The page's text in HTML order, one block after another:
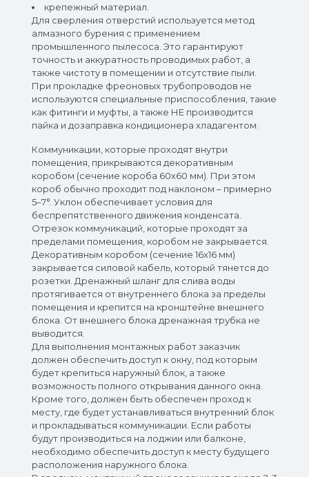
крепежный материал.
Для сверления отверстий используется метод
алмазного бурения с применением
промышленного пылесоса. Это гарантируют
точность и аккуратность проводимых работ, а
также чистоту в помещении и отсутствие пыли.
При прокладке фреоновых трубопроводов не
используются специальные приспособления, такие
как фитинги и муфты, а также НЕ производится
пайка и дозаправка кондиционера хладагентом.
Коммуникации, которые проходят внутри
помещения, прикрываются декоративным
коробом (сечение короба 60х60 мм). При этом
короб обычно проходит под наклоном – примерно
5–7°. Уклон обеспечивает условия для
беспрепятственного движения конденсата.
Отрезок коммуникаций, которые проходят за
пределами помещения, коробом не закрывается.
Декоративным коробом (сечение 16x16 мм)
закрывается силовой кабель, который тянется до
розетки. Дренажный шланг для слива воды
протягивается от внутреннего блока за пределы
помещения и крепится на кронштейне внешнего
блока. От внешнего блока дренажная трубка не
выводится.
Для выполнения монтажных работ заказчик
должен обеспечить доступ к окну, под которым
будет крепиться наружный блок, а также
возможность полного открывания данного окна.
Кроме того, должен быть обеспечен проход к
месту, где будет устанавливаться внутренний блок
и прокладываться коммуникации. Если работы
будут производиться на лоджии или балконе,
необходимо обеспечить доступ к месту будущего
расположения наружного блока.